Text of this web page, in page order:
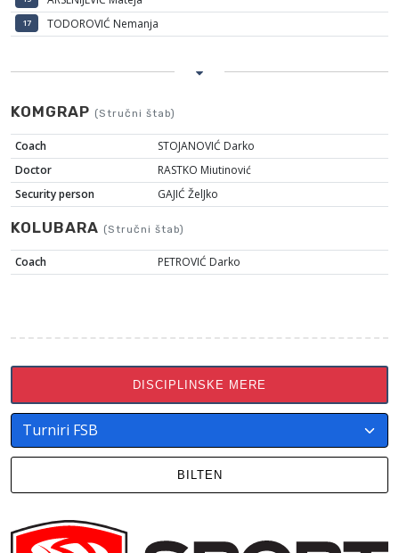
17 TODOROVIĆ Nemanja
KOMGRAP (Stručni štab)
Coach
STOJANOVIĆ Darko
Doctor
RASTKO Miutinović
Security person
GAJIĆ ŽelJko
KOLUBARA (Stručni štab)
Coach PETROVIĆ Darko
DISCIPLINSKE MERE
BILTEN